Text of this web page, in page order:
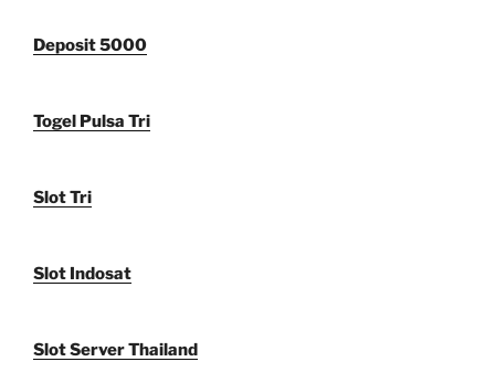
Deposit 5000
Togel Pulsa Tri
Slot Tri
Slot Indosat
Slot Server Thailand